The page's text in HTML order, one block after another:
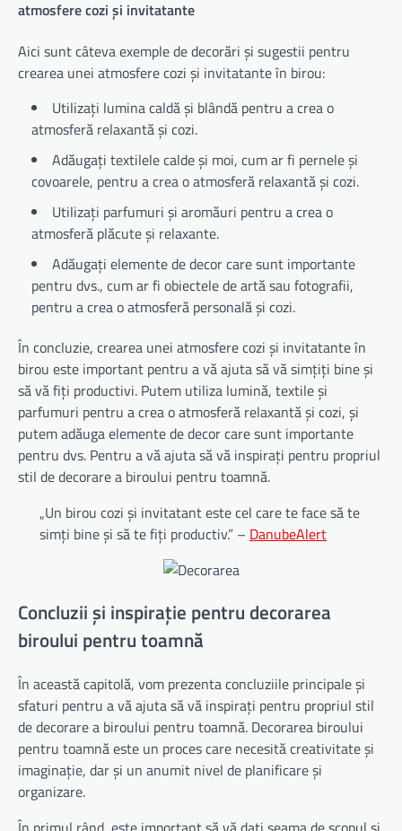
atmosfere cozi și invitatante
Aici sunt câteva exemple de decorări și sugestii pentru
crearea unei atmosfere cozi și invitatante în birou:
Utilizați lumina caldă și blândă pentru a crea o
atmosferă relaxantă și cozi.
Adăugați textilele calde și moi, cum ar fi pernele și
covoarele, pentru a crea o atmosferă relaxantă și cozi.
Utilizați parfumuri și aromăuri pentru a crea o
atmosferă plăcute și relaxante.
Adăugați elemente de decor care sunt importante
pentru dvs., cum ar fi obiectele de artă sau fotografii,
pentru a crea o atmosferă personală și cozi.
În concluzie, crearea unei atmosfere cozi și invitatante în
birou este important pentru a vă ajuta să vă simțiți bine și
să vă fiți productivi. Putem utiliza lumină, textile și
parfumuri pentru a crea o atmosferă relaxantă și cozi, și
putem adăuga elemente de decor care sunt importante
pentru dvs. Pentru a vă ajuta să vă inspirați pentru propriul
stil de decorare a biroului pentru toamnă.
„Un birou cozi și invitatant este cel care te face să te
simți bine și să te fiți productiv.” – DanubeAlert
Concluzii și inspirație pentru decorarea
biroului pentru toamnă
În această capitolă, vom prezenta concluziile principale și
sfaturi pentru a vă ajuta să vă inspirați pentru propriul stil
de decorare a biroului pentru toamnă. Decorarea biroului
pentru toamnă este un proces care necesită creativitate și
imaginație, dar și un anumit nivel de planificare și
organizare.